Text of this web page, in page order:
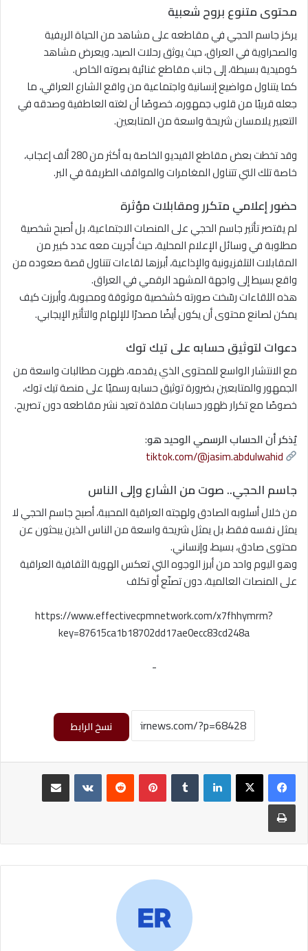
محتوى متنوع بروح شعبية
يركز جاسم الحجي في مقاطعه على مشاهد من الحياة الريفية
والصحراوية في العراق، حيث يوثق رحلات الصيد، ويعرض مشاهد
كوميدية بسيطة، إلى جانب مقاطع غنائية بصوته الخاص.
كما يتناول مواضيع إنسانية واجتماعية من واقع الشارع العراقي، ما
جعله قريبًا من قلوب جمهوره، خصوصًا أن لغته العاطفية وصدقه في
التعبير يلامسان شريحة واسعة من المتابعين.
وقد تخطت بعض مقاطع الفيديو الخاصة به أكثر من 280 ألف إعجاب،
خاصة تلك التي تتناول المغامرات والمواقف الطريفة في البر.
حضور إعلامي متكرر ومقابلات مؤثرة
لم يقتصر تأثير جاسم الحجي على المنصات الاجتماعية، بل أصبح شخصية
مطلوبة في وسائل الإعلام المحلية، حيث أُجريت معه عدد كبير من
المقابلات التلفزيونية والإذاعية، أبرزها لقاءات تتناول قصة صعوده من
واقع بسيط إلى واجهة المشهد الرقمي في العراق.
هذه اللقاءات رسّخت صورته كشخصية موثوقة ومحبوبة، وأبرزت كيف
يمكن لصانع محتوى أن يكون أيضًا مصدرًا للإلهام والتأثير الإيجابي.
دعوات لتوثيق حسابه على تيك توك
مع الانتشار الواسع للمحتوى الذي يقدمه، ظهرت مطالبات واسعة من
الجمهور والمتابعين بضرورة توثيق حسابه رسميًا على منصة تيك توك،
خصوصًا مع تكرار ظهور حسابات مقلدة تعيد نشر مقاطعه دون تصريح.
يُذكر أن الحساب الرسمي الوحيد هو:
tiktok.com/@jasim.abdulwahid
جاسم الحجي.. صوت من الشارع وإلى الناس
من خلال أسلوبه الصادق ولهجته العراقية المحببة، أصبح جاسم الحجي لا
يمثل نفسه فقط، بل يمثل شريحة واسعة من الناس الذين يبحثون عن
محتوى صادق، بسيط، وإنساني.
وهو اليوم واحد من أبرز الوجوه التي تعكس الهوية الثقافية العراقية
على المنصات العالمية، دون تصنّع أو تكلف
https://www.effectivecpmnetwork.com/x7fhhymrm?
key=87615ca1b18702dd17ae0ecc83cd248a
-
نسخ الرابط
لينكدإن بينتيريست
مشاركة عبر البريد
طباعة